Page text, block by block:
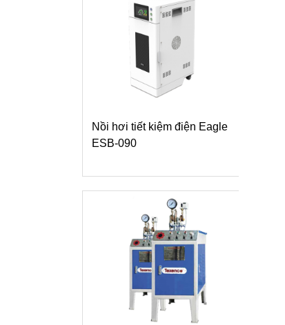
Nồi hơi tiết kiệm điện Eagle
ESB-090